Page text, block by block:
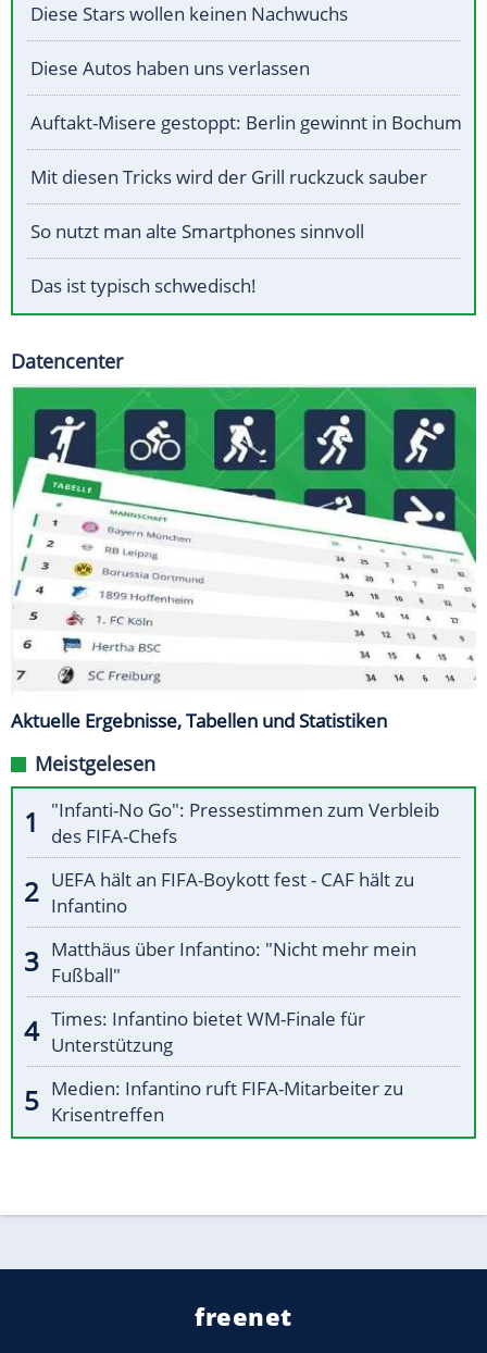
Diese Stars wollen keinen Nachwuchs
Diese Autos haben uns verlassen
Auftakt-Misere gestoppt: Berlin gewinnt in Bochum
Mit diesen Tricks wird der Grill ruckzuck sauber
So nutzt man alte Smartphones sinnvoll
Das ist typisch schwedisch!
Datencenter
Aktuelle Ergebnisse, Tabellen und Statistiken
Meistgelesen
"Infanti-No Go": Pressestimmen zum Verbleib
des FIFA-Chefs
UEFA hält an FIFA-Boykott fest - CAF hält zu
Infantino
Matthäus über Infantino: "Nicht mehr mein
Fußball"
Times: Infantino bietet WM-Finale für
Unterstützung
Medien: Infantino ruft FIFA-Mitarbeiter zu
Krisentreffen
freenet